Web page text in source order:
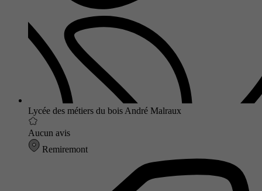
Lycée des métiers du bois André Malraux
Aucun avis
Remiremont